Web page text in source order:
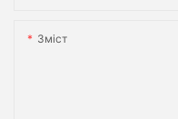
Зміст